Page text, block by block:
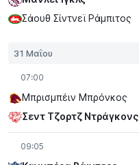
Σάουθ Σίντνεϊ Ράμπιτος
31 Μαΐου
07:00
Μπρισμπέιν Μπρόνκος
Σεντ Τζορτζ Ντράγκονς
09:05